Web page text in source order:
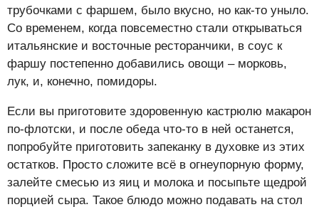
трубочками с фаршем, было вкусно, но как-то уныло.
Со временем, когда повсеместно стали открываться
итальянские и восточные ресторанчики, в соус к
фаршу постепенно добавились овощи – морковь,
лук, и, конечно, помидоры.
Если вы приготовите здоровенную кастрюлю макарон
по-флотски, и после обеда что-то в ней останется,
попробуйте приготовить запеканку в духовке из этих
остатков. Просто сложите всё в огнеупорную форму,
залейте смесью из яиц и молока и посыпьте щедрой
порцией сыра. Такое блюдо можно подавать на стол